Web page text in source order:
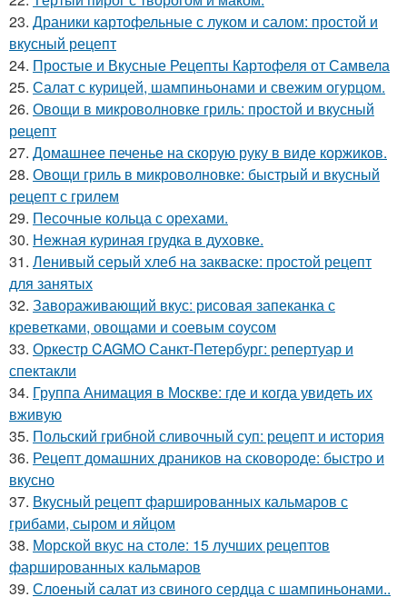
23. Драники картофельные с луком и салом: простой и
вкусный рецепт
24. Простые и Вкусные Рецепты Картофеля от Самвела
25. Салат с курицей, шампиньонами и свежим огурцом.
26. Овощи в микроволновке гриль: простой и вкусный
рецепт
27. Домашнее печенье на скорую руку в виде коржиков.
28. Овощи гриль в микроволновке: быстрый и вкусный
рецепт с грилем
29. Песочные кольца с орехами.
30. Нежная куриная грудка в духовке.
31. Ленивый серый хлеб на закваске: простой рецепт
для занятых
32. Завораживающий вкус: рисовая запеканка с
креветками, овощами и соевым соусом
33. Оркестр CAGMO Санкт-Петербург: репертуар и
спектакли
34. Группа Анимация в Москве: где и когда увидеть их
вживую
35. Польский грибной сливочный суп: рецепт и история
36. Рецепт домашних драников на сковороде: быстро и
вкусно
37. Вкусный рецепт фаршированных кальмаров с
грибами, сыром и яйцом
38. Морской вкус на столе: 15 лучших рецептов
фаршированных кальмаров
39. Слоеный салат из свиного сердца с шампиньонами..